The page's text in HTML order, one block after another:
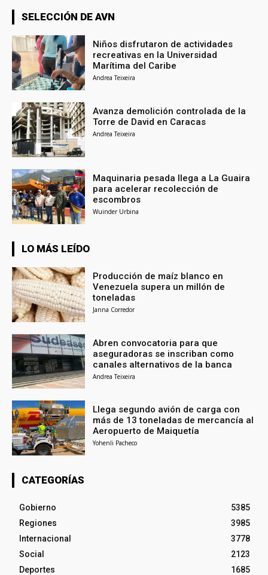
SELECCIÓN DE AVN
Niños disfrutaron de actividades
recreativas en la Universidad
Marítima del Caribe
Andrea Teixeira
Avanza demolición controlada de la
Torre de David en Caracas
Andrea Teixeira
Maquinaria pesada llega a La Guaira
para acelerar recolección de
escombros
Wuinder Urbina
LO MÁS LEÍDO
Producción de maíz blanco en
Venezuela supera un millón de
toneladas
Janna Corredor
Abren convocatoria para que
aseguradoras se inscriban como
canales alternativos de la banca
Andrea Teixeira
Llega segundo avión de carga con
más de 13 toneladas de mercancía al
Aeropuerto de Maiquetía
Yohenli Pacheco
CATEGORÍAS
Gobierno
5385
Regiones
3985
Internacional
3778
Social
2123
Deportes
1685